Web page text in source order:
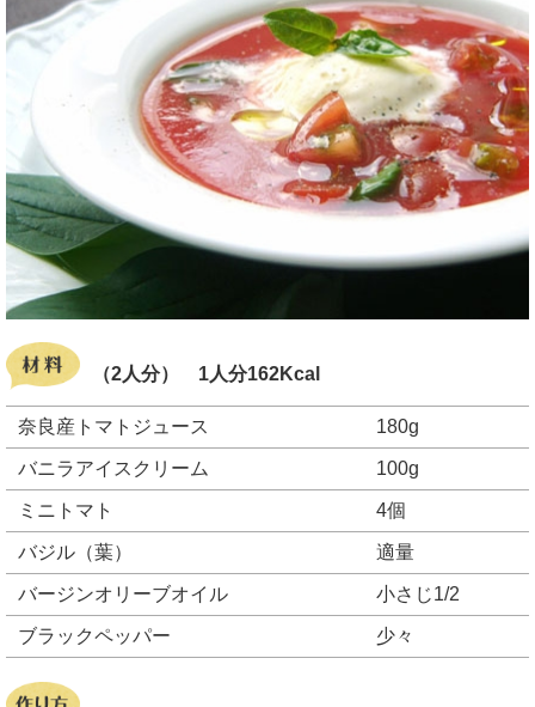
（2人分） 1人分162Kcal
奈良産トマトジュース 180g
バニラアイスクリーム 100g
ミニトマト 4個
バジル（葉） 適量
バージンオリーブオイル 小さじ1/2
ブラックペッパー 少々